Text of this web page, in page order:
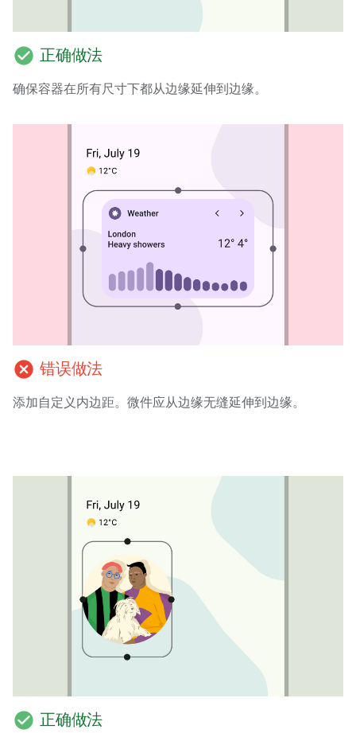
check_circle 正确做法
确保容器在所有尺寸下都从边缘延伸到边缘。
cancel 错误做法
添加自定义内边距。微件应从边缘无缝延伸到边缘。
check_circle 正确做法